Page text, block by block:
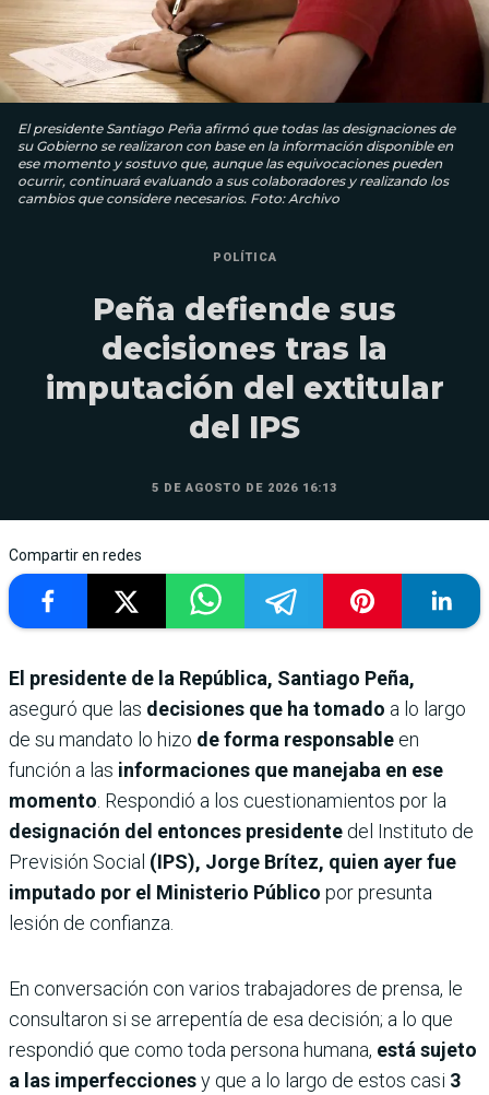
El presidente Santiago Peña afirmó que todas las designaciones de
su Gobierno se realizaron con base en la información disponible en
ese momento y sostuvo que, aunque las equivocaciones pueden
ocurrir, continuará evaluando a sus colaboradores y realizando los
cambios que considere necesarios. Foto: Archivo
POLÍTICA
Peña defiende sus
decisiones tras la
imputación del extitular
del IPS
5 DE AGOSTO DE 2026 16:13
Compartir en redes
El presidente de la República, Santiago Peña,
aseguró que las decisiones que ha tomado a lo largo
de su mandato lo hizo de forma responsable en
función a las informaciones que manejaba en ese
momento . Respondió a los cuestionamientos por la
designación del entonces presidente del Instituto de
Previsión Social (IPS), Jorge Brítez, quien ayer fue
imputado por el Ministerio Público por presunta
lesión de confianza.
En conversación con varios trabajadores de prensa, le
consultaron si se arrepentía de esa decisión; a lo que
respondió que como toda persona humana, está sujeto
a las imperfeccionesy que a lo largo de estos casi 3